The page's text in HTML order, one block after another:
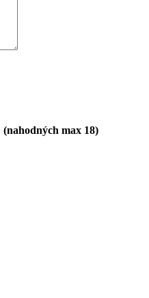
(nahodných max 18)